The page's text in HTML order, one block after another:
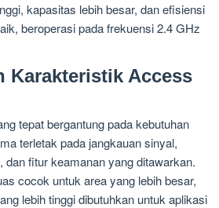
kapasitas lebih besar, dan efisiensi
beroperasi pada frekuensi 2.4 GHz
Karakteristik Access
tepat bergantung pada kebutuhan
terletak pada jangkauan sinyal,
dan fitur keamanan yang ditawarkan.
cocok untuk area yang lebih besar,
lebih tinggi dibutuhkan untuk aplikasi